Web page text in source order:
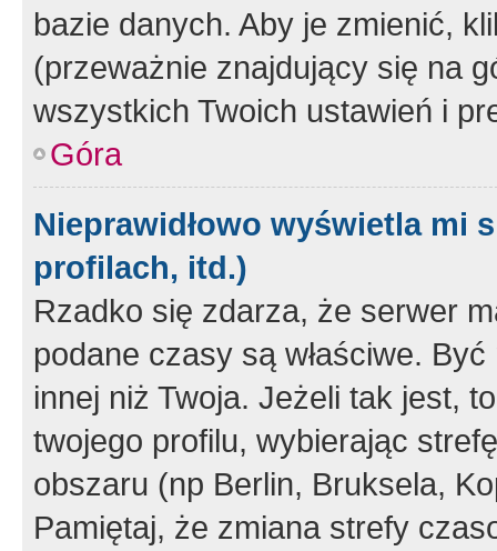
bazie danych. Aby je zmienić,
(przeważnie znajdujący się na
wszystkich Twoich ustawień i
Góra
Nieprawidłowo wyświetla mi
profilach, itd.)
Rzadko się zdarza, że serwer
podane czasy są właściwe.
innej niż Twoja. Jeżeli tak jest,
twojego profilu, wybierając
obszaru (np Berlin, Bruksela,
Pamiętaj, że zmiana strefy